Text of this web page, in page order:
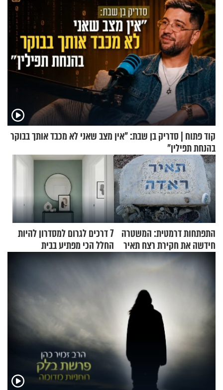
קוד פתוח | סדריק בן שבת: "אין מצב שאני לא מכבד אותך בבוקר
בהנחת תפילין"
התפתחות דרמטית: המשטרה
חידשה את חקירת רצח תאיר
ראדה
7 דרכים לגרום למסדרון להיות
החלל הכי מפתיע בבית